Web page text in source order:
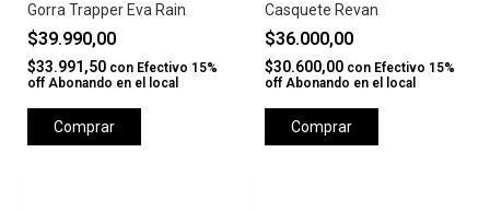
Gorra Trapper Eva Rain
$39.990,00
$33.991,50 con Efectivo 15%
off Abonando en el local
Comprar
Casquete Revan
$36.000,00
$30.600,00 con Efectivo 15%
off Abonando en el local
Comprar